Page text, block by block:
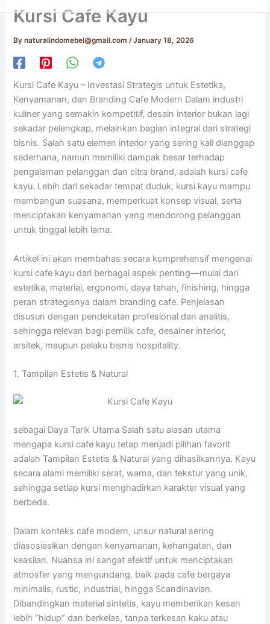
content
Kursi Cafe Kayu
Bynaturalindomebel@gmail.com /January 18, 2026
Kursi Cafe Kayu – Investasi Strategis untuk Estetika,
Kenyamanan, dan Branding Cafe Modern Dalam industri
kuliner yang semakin kompetitif, desain interior bukan lagi
sekadar pelengkap, melainkan bagian integral dari strategi
bisnis. Salah satu elemen interior yang sering kali dianggap
sederhana, namun memiliki dampak besar terhadap
pengalaman pelanggan dan citra brand, adalah kursi cafe
kayu. Lebih dari sekadar tempat duduk, kursi kayu mampu
membangun suasana, memperkuat konsep visual, serta
menciptakan kenyamanan yang mendorong pelanggan
untuk tinggal lebih lama.
Artikel ini akan membahas secara komprehensif mengenai
kursi cafe kayu dari berbagai aspek penting—mulai dari
estetika, material, ergonomi, daya tahan, finishing, hingga
peran strategisnya dalam branding cafe. Penjelasan
disusun dengan pendekatan profesional dan analitis,
sehingga relevan bagi pemilik cafe, desainer interior,
arsitek, maupun pelaku bisnis hospitality.
1. Tampilan Estetis & Natural
sebagai Daya Tarik Utama Salah satu alasan utama
mengapa kursi cafe kayu tetap menjadi pilihan favorit
adalah Tampilan Estetis & Natural yang dihasilkannya. Kayu
secara alami memiliki serat, warna, dan tekstur yang unik,
sehingga setiap kursi menghadirkan karakter visual yang
berbeda.
Dalam konteks cafe modern, unsur natural sering
diasosiasikan dengan kenyamanan, kehangatan, dan
keaslian. Nuansa ini sangat efektif untuk menciptakan
atmosfer yang mengundang, baik pada cafe bergaya
minimalis, rustic, industrial, hingga Scandinavian.
Dibandingkan material sintetis, kayu memberikan kesan
lebih “hidup” dan berkelas, tanpa terkesan kaku atau